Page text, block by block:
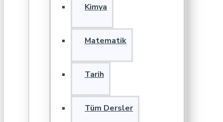
Kimya
Matematik
Tarih
Tüm Dersler